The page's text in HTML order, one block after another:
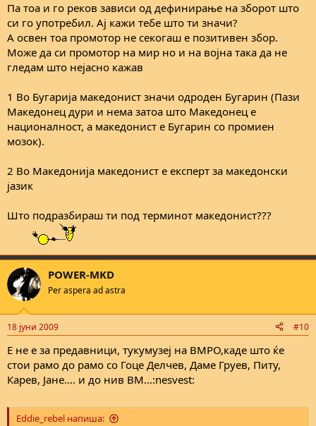
Па тоа и го реков зависи од дефинирање на зборот што
си го употребил. Ај кажи тебе што ти значи?
А освен тоа промотор не секогаш е позитивен збор.
Може да си промотор на мир но и на војна така да не
гледам што нејасно кажав
1 Во Бугарија македонист значи одроден Бугарин (Пази
Македонец дури и нема затоа што Македонец е
националност, а македонист е Бугарин со промиен
мозок).
2 Во Македонија македонист е експерт за македонски
јазик
Што подразбираш ти под терминот македонист???
POWER-MKD
Per aspera ad astra
18 јуни 2009 #10
Е не е за предавници, тукумузеј на ВМРО,каде што ќе
стои рамо до рамо со Гоце Делчев, Даме Груев, Питу,
Карев, Јане.... и до нив ВМ...:nesvest:
Eddie_rebel напиша: